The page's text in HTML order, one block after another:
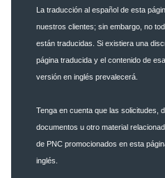
La traducción al español de esta
nuestros clientes; sin embargo, no
están traducidas. Si existiera una
página traducida y el contenido de
versión en inglés prevalecerá.
Tenga en cuenta que las solicitudes,
documentos u otro material
de PNC promocionados en esta
inglés.